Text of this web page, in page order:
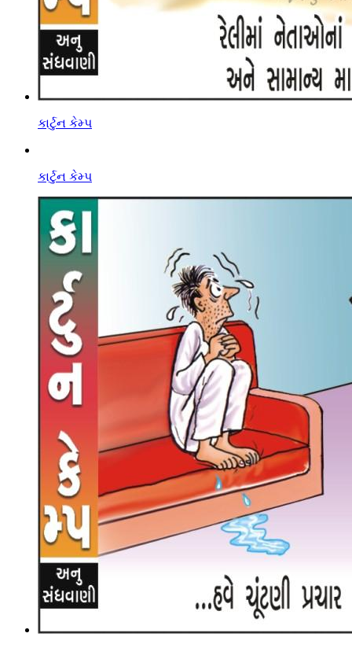
કાર્ટુન કેમ્પ
કાર્ટુન કેમ્પ